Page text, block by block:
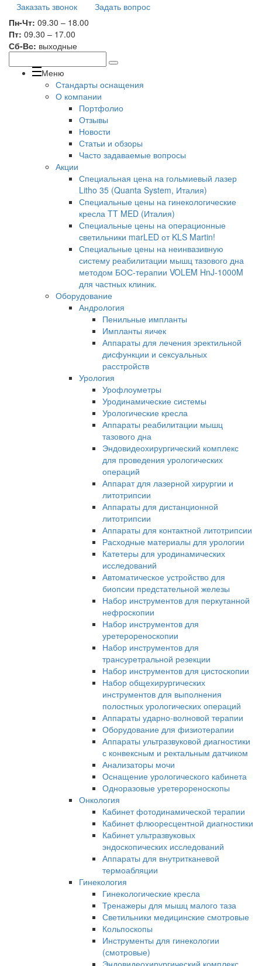
Заказать звонок
Задать вопрос
Пн-Чт: 09.30 – 18.00
Пт: 09.30 – 17.00
Сб-Вс: выходные
Меню
Стандарты оснащения
О компании
Портфолио
Отзывы
Новости
Статьи и обзоры
Часто задаваемые вопросы
Акции
Специальная цена на гольмиевый лазер
Litho 35 (Quanta System, Италия)
Специальные цены на гинекологические
кресла TT MED (Италия)
Специальные цены на операционные
светильники marLED от KLS Martin!
Специальные цены на неинвазивную
систему реабилитации мышц тазового дна
методом БОС-терапии VOLEM HnJ-1000M
для частных клиник.
Оборудование
Андрология
Пенильные импланты
Импланты яичек
Аппараты для лечения эректильной
дисфункции и сексуальных
расстройств
Урология
Урофлоуметры
Уродинамические системы
Урологические кресла
Аппараты реабилитации мышц
тазового дна
Эндовидеохирургический комплекс
для проведения урологических
операций
Аппарат для лазерной хирургии и
литотрипсии
Аппараты для дистанционной
литотрипсии
Аппараты для контактной литотрипсии
Расходные материалы для урологии
Катетеры для уродинамических
исследований
Автоматическое устройство для
биопсии предстательной железы
Набор инструментов для перкутанной
нефроскопии
Набор инструментов для
уретерореноскопии
Набор инструментов для
трансуретральной резекции
Набор инструментов для цистоскопии
Набор общехирургических
инструментов для выполнения
полостных урологических операций
Аппараты ударно-волновой терапии
Оборудование для физиотерапии
Аппараты ультразвуковой диагностики
с конвексным и ректальным датчиком
Анализаторы мочи
Оснащение урологического кабинета
Одноразовые уретерореноскопы
Онкология
Кабинет фотодинамической терапии
Кабинет флюоресцентной диагностики
Кабинет ультразвуковых
эндоскопических исследований
Аппараты для внутритканевой
термоабляции
Гинекология
Гинекологические кресла
Тренажеры для мышц малого таза
Светильники медицинские смотровые
Кольпоскопы
Инструменты для гинекологии
(смотровые)